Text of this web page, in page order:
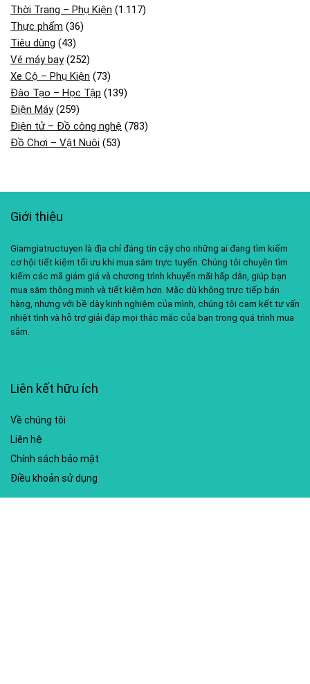
Thời Trang – Phụ Kiện (1.117)
Thực phẩm (36)
Tiêu dùng (43)
Vé máy bay(252)
Xe Cộ – Phụ Kiện (73)
Đào Tạo – Học Tập (139)
Điện Máy(259)
Điện tử – Đồ công nghệ (783)
Đồ Chơi – Vật Nuôi (53)
Giới thiệu
Giamgiatructuyen là địa chỉ đáng tin cậy cho những ai đang tìm kiếm
cơ hội tiết kiệm tối ưu khi mua sắm trực tuyến. Chúng tôi chuyên tìm
kiếm các mã giảm giá và chương trình khuyến mãi hấp dẫn, giúp bạn
mua sắm thông minh và tiết kiệm hơn. Mặc dù không trực tiếp bán
hàng, nhưng với bề dày kinh nghiệm của mình, chúng tôi cam kết tư vấn
nhiệt tình và hỗ trợ giải đáp mọi thắc mắc của bạn trong quá trình mua
sắm.
Liên kết hữu ích
Về chúng tôi
Liên hệ
Chính sách bảo mật
Điều khoản sử dụng